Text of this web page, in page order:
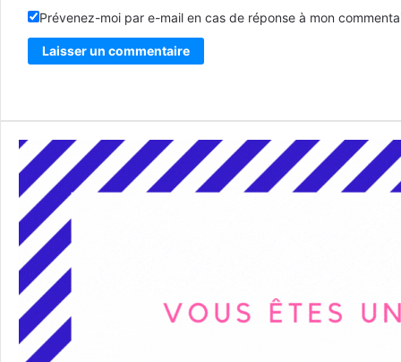
Prévenez-moi par e-mail en cas de réponse à mon